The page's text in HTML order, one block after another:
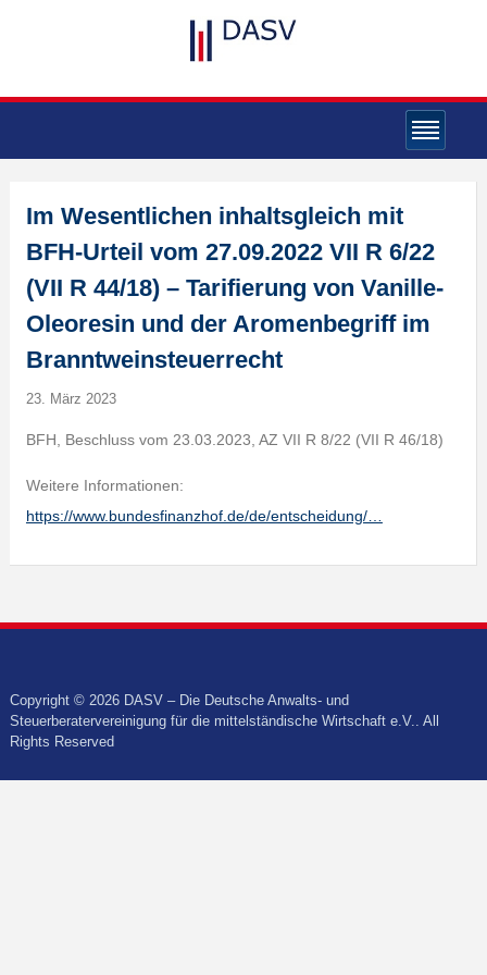
Im Wesentlichen inhaltsgleich mit
BFH-Urteil vom 27.09.2022 VII R 6/22
(VII R 44/18) – Tarifierung von Vanille-
Oleoresin und der Aromenbegriff im
Branntweinsteuerrecht
23. März 2023
BFH, Beschluss vom 23.03.2023, AZ VII R 8/22 (VII R 46/18)
Weitere Informationen:
https://www.bundesfinanzhof.de/de/entscheidung/…
Copyright © 2026 DASV – Die Deutsche Anwalts- und
Steuerberatervereinigung für die mittelständische Wirtschaft e.V.. All
Rights Reserved